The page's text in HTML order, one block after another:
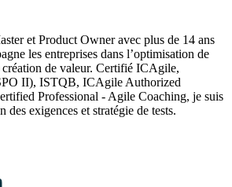
et Product Owner avec plus de 14 ans
les entreprises dans l’optimisation de
création de valeur. Certifié ICAgile,
II), ISTQB, ICAgile Authorized
Professional - Agile Coaching, je suis
des exigences et stratégie de tests.